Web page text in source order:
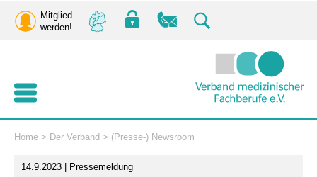
Mitglied
werden!
Home > Der Verband > (Presse-) Newsroom
14.9.2023 | Pressemeldung